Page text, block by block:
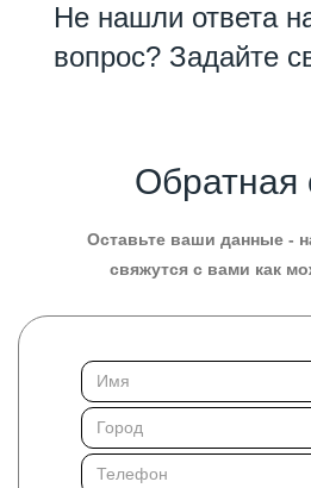
Не нашли ответа
вопрос? Задайте
Обратная
Оставьте ваши данные -
свяжутся с вами как